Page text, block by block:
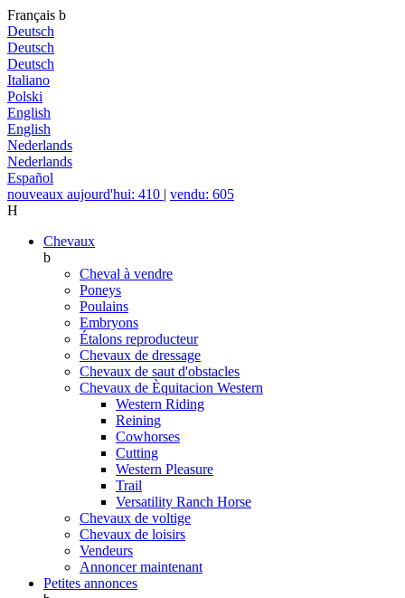
Français b
Deutsch
Deutsch
Deutsch
Italiano
Polski
English
English
Nederlands
Nederlands
Español
nouveaux aujourd'hui: 410 | vendu: 605
H
Chevaux
b
Cheval à vendre
Poneys
Poulains
Embryons
Étalons reproducteur
Chevaux de dressage
Chevaux de saut d'obstacles
Chevaux de Èquitacion Western
Western Riding
Reining
Cowhorses
Cutting
Western Pleasure
Trail
Versatility Ranch Horse
Chevaux de voltige
Chevaux de loisirs
Vendeurs
Annoncer maintenant
Petites annonces